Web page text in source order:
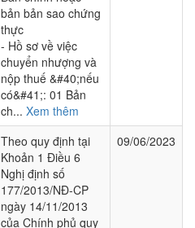
bản bản sao chứng
thực
- Hồ sơ về việc
chuyển nhượng và
nộp thuế &#40;nếu
có&#41;: 01 Bản
ch... Xem thêm
Theo quy định tại
Khoản 1 Điều 6
Nghị định số
177/2013/NĐ-CP
ngày 14/11/2013
của Chính phủ quy
09/06/2023